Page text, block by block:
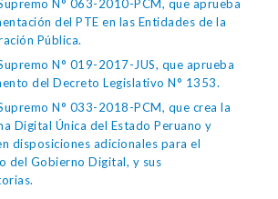
N° 063-2010-PCM, que aprueba
del PTE en las Entidades de la
Pública.
N° 019-2017-JUS, que aprueba
del Decreto Legislativo N° 1353.
N° 033-2018-PCM, que crea la
Digital Única del Estado Peruano y
disposiciones adicionales para el
del Gobierno Digital, y sus